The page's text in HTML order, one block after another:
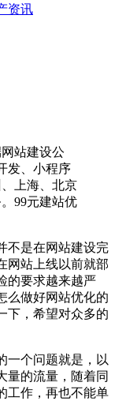
资讯
站建设公
发、小程序
上海、北京
99元建站优
不是在网站建设完
网站上线以前就部
的要求越来越严
么做好网站优化的
下，希望对众多的
个问题就是，以
量的流量，随着同
工作，再也不能单